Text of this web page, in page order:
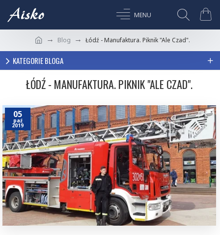
Blog Łódź - Manufaktura. Piknik "Ale Czad".
KATEGORIE BLOGA
ŁÓDŹ - MANUFAKTURA. PIKNIK "ALE CZAD".
05
paź
2019